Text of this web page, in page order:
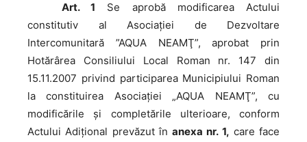
Art. 1 Se aprobă modificarea Actului
constitutiv al Asociaţiei de Dezvoltare
Intercomunitară ”AQUA NEAMŢ”, aprobat prin
Hotărârea Consiliului Local Roman nr. 147 din
15.11.2007 privind participarea Municipiului Roman
la constituirea Asociaţiei „AQUA NEAMŢ”, cu
modificările şi completările ulterioare, conform
Actului Adiţional prevăzut în anexa nr. 1, care face